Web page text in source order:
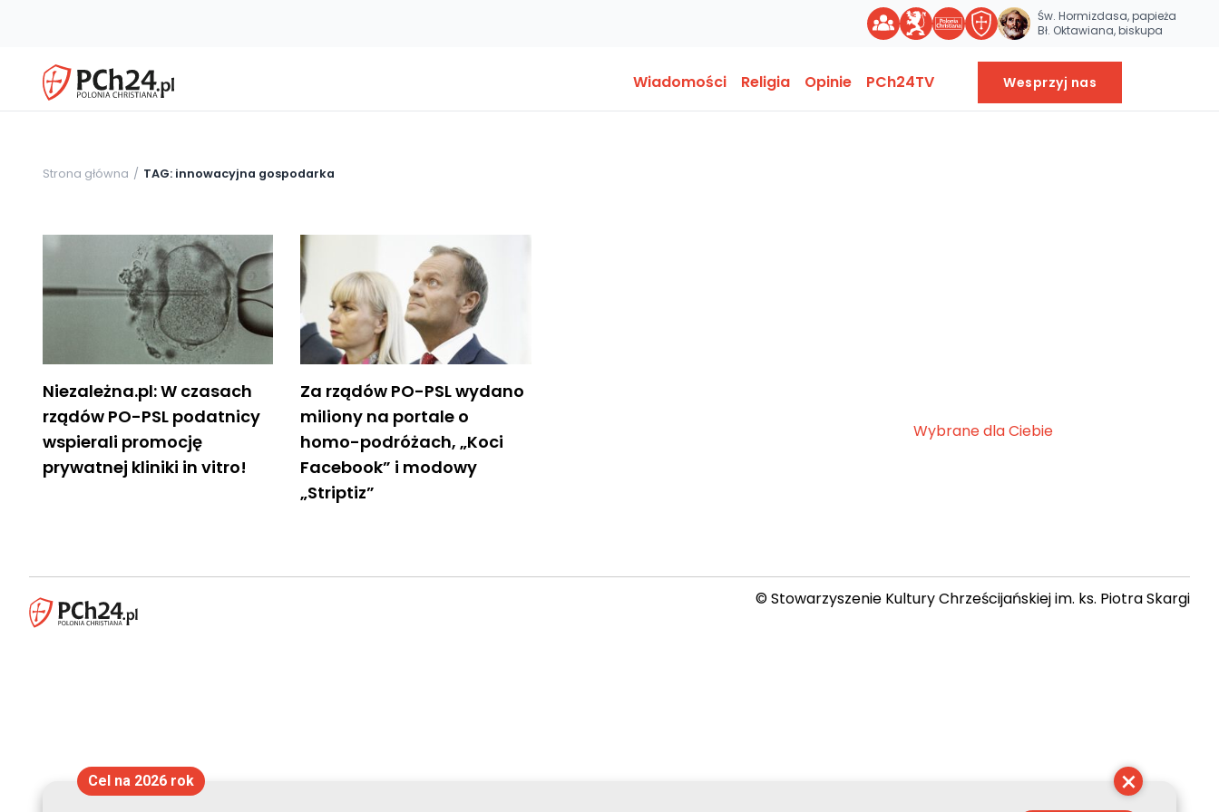
Św. Hormizdasa, papieża
Bł. Oktawiana, biskupa
Wiadomości Religia Opinie PCh24TV Wesprzyj nas
Strona główna TAG: innowacyjna gospodarka
Niezależna.pl: W czasach
rządów PO-PSL podatnicy
wspierali promocję
prywatnej kliniki in vitro!
Za rządów PO-PSL wydano
miliony na portale o
homo-podróżach, „Koci
Facebook” i modowy
„Striptiz”
Wybrane dla Ciebie
© Stowarzyszenie Kultury Chrześcijańskiej im. ks. Piotra Skargi
×
Cel na 2026 rok